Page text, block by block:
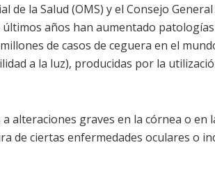
la Salud (OMS) y el Consejo
años han aumentado
de casos de ceguera en el
a la luz), producidas por la
alteraciones graves en la córnea o en
de ciertas enfermedades oculares o